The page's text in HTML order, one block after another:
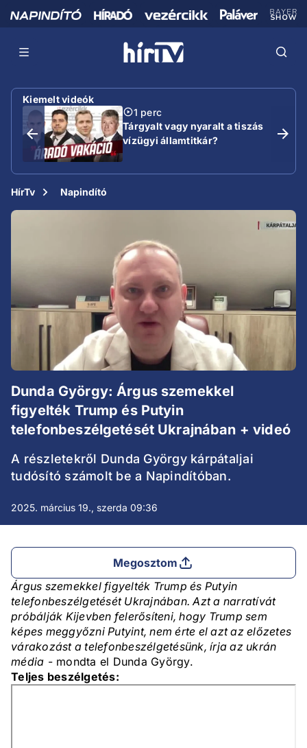
Kiemelt videók
1 perc
Tárgyalt vagy nyaralt a tiszás
vízügyi államtitkár?
HírTv Napindító
Dunda György: Árgus szemekkel
figyelték Trump és Putyin
telefonbeszélgetését Ukrajnában + videó
A részletekről Dunda György kárpátaljai
tudósító számolt be a Napindítóban.
2025. március 19., szerda 09:36
Megosztom
Árgus szemekkel figyelték Trump és Putyin
telefonbeszélgetését Ukrajnában. Azt a narratívát
próbálják Kijevben felerősíteni, hogy Trump sem
képes meggyőzni Putyint, nem érte el azt az előzetes
várakozást a telefonbeszélgetésünk, írja az ukrán
média - mondta el Dunda György.
Teljes beszélgetés: